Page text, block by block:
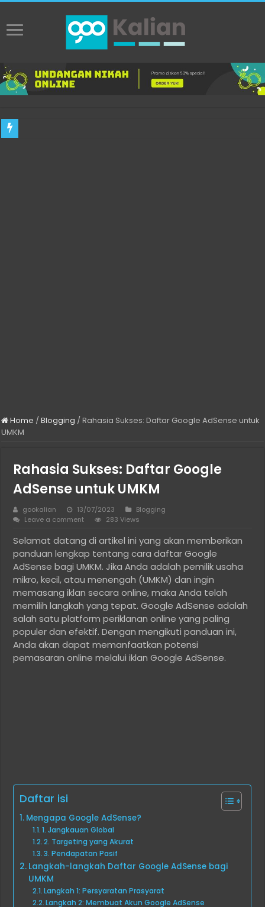
Home / Blogging / Rahasia Sukses: Daftar Google AdSense untuk
UMKM
Rahasia Sukses: Daftar Google
AdSense untuk UMKM
gookalian 13/07/2023
Blogging
Leave a comment
283 Views
Selamat datang di artikel ini yang akan memberikan
panduan lengkap tentang cara daftar Google
AdSense bagi UMKM. Jika Anda adalah pemilik usaha
mikro, kecil, atau menengah (UMKM) dan ingin
memasang iklan secara online, maka Anda telah
memilih langkah yang tepat. Google AdSense adalah
salah satu platform periklanan online yang paling
populer dan efektif. Dengan mengikuti panduan ini,
Anda akan dapat memanfaatkan potensi
pemasaran online melalui iklan Google AdSense.
Daftar isi
Mengapa Google AdSense?
1. Jangkauan Global
2. Targeting yang Akurat
3. Pendapatan Pasif
Langkah-langkah Daftar Google AdSense bagi
UMKM
Langkah 1: Persyaratan Prasyarat
Langkah 2: Membuat Akun Google AdSense